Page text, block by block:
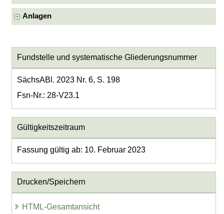
Anlagen
Fundstelle und systematische Gliederungsnummer
SächsABl. 2023 Nr. 6, S. 198
Fsn-Nr.: 28-V23.1
Gültigkeitszeitraum
Fassung gültig ab: 10. Februar 2023
Drucken/Speichern
HTML-Gesamtansicht